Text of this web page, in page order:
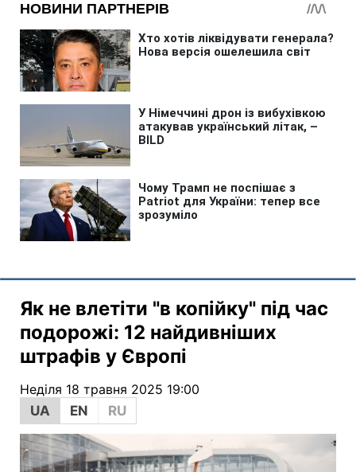
Як не влетіти "в копійку" під час
подорожі: 12 найдивніших
штрафів у Європі
Неділя 18 травня 2025 19:00
UA
EN RU